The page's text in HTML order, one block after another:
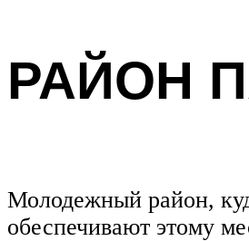
РАЙОН
Молодежный район,
обеспечивают этому